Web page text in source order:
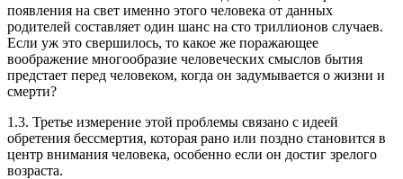
появления на свет именно этого человека от данных
родителей составляет один шанс на сто триллионов случаев.
Если уж это свершилось, то какое же поражающее
воображение многообразие человеческих смыслов бытия
предстает перед человеком, когда он задумывается о жизни и
смерти?
1.3. Третье измерение этой проблемы связано с идеей
обретения бессмертия, которая рано или поздно становится в
центр внимания человека, особенно если он достиг зрелого
возраста.